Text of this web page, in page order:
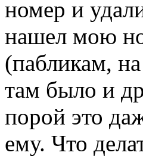
номер и
нашел мою
(пабликам,
там было и
порой это
ему. Что